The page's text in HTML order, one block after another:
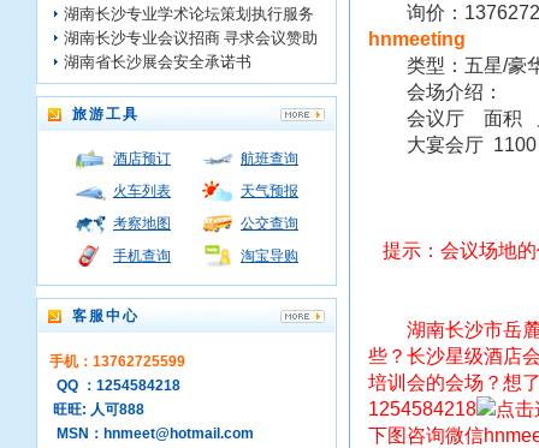
湖南长沙专业学术论坛策划执行服务
湖南长沙专业会议招商 寻求会议赞助
湖南省长沙展会安全承诺书
旅游工具
酒店预订
航班查询
火车列表
天气预报
考察地图
公交查询
手机查询
淘宝导购
客服中心
手机：13762725599
QQ ：1254584218
旺旺: 人可888
MSN：hnmeet@hotmail.com
询价：
hnmeeting
类型：五星/豪
会场介绍：
会议厅 面积 尺
大宴会厅 1100
提示：会议场地
湖南长沙市岳
些？长沙星级酒店
培训会的会场？想
1254584218
下图咨询微信